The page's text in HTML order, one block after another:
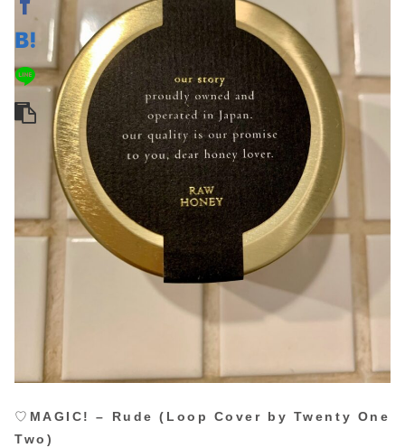
♡ MAGIC! – Rude (Loop Cover by Twenty One
Two)